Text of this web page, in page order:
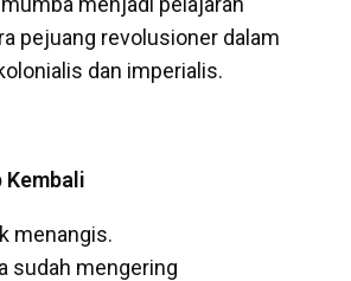
pejuang revolusioner dalam
dan imperialis.
Kembali
menangis.
sudah mengering